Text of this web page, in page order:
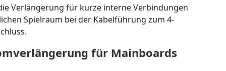
Verlängerung für kurze interne Verbindungen
Spielraum bei der Kabelführung zum 4-
für Mainboards